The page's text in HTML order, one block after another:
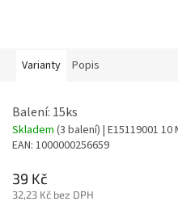
Varianty Popis
Balení: 15ks
Skladem (3 balení) | E15119001 10
EAN: 1000000256659
39 Kč
32,23 Kč bez DPH